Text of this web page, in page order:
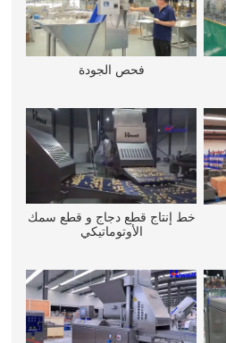
فحص الجودة
خط إنتاج قطع دجاج و قطع سمك
الأوتوماتيكي